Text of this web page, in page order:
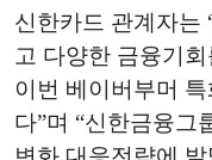
신한카드 관계자는
고 다양한 금융기
이번 베이버부머
다”며 “신한금융그